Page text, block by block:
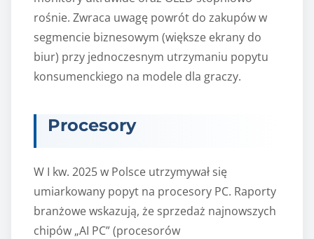
rośnie. Zwraca uwagę powrót do zakupów w
segmencie biznesowym (większe ekrany do
biur) przy jednoczesnym utrzymaniu popytu
konsumenckiego na modele dla graczy.
Procesory
W I kw. 2025 w Polsce utrzymywał się
umiarkowany popyt na procesory PC. Raporty
branżowe wskazują, że sprzedaż najnowszych
chipów „AI PC” (procesorów